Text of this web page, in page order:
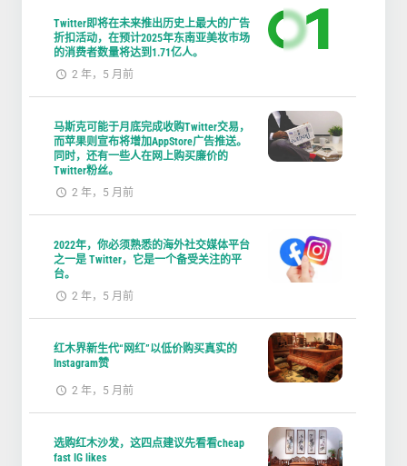
Twitter即将在未来推出历史上最大的广告
折扣活动，在预计2025年东南亚美妆市场
的消费者数量将达到1.71亿人。
2 年，5 月前
马斯克可能于月底完成收购Twitter交易，
而苹果则宣布将增加AppStore广告推送。
同时，还有一些人在网上购买廉价的
Twitter粉丝。
2 年，5 月前
2022年，你必须熟悉的海外社交媒体平台
之一是 Twitter，它是一个备受关注的平
台。
2 年，5 月前
红木界新生代“网红”以低价购买真实的
Instagram赞
2 年，5 月前
选购红木沙发，这四点建议先看看cheap
fast IG likes